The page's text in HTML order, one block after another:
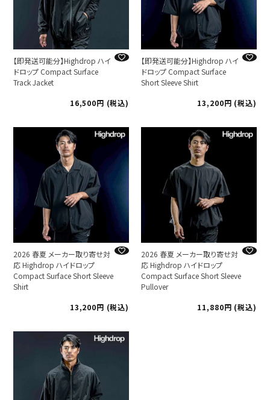
【即発送可能分】Highdrop ハイ
ドロップ Compact Surface
Track Jacket
16,500
税込
【即発送可能分】Highdrop ハイ
ドロップ Compact Surface
Short Sleeve Shirt
13,200
税込
2026 春夏 メーカー取り寄せ対
応 Highdrop ハイドロップ
Compact Surface Short Sleeve
Shirt
13,200
税込
2026 春夏 メーカー取り寄せ対
応 Highdrop ハイドロップ
Compact Surface Short Sleeve
Pullover
11,880
税込